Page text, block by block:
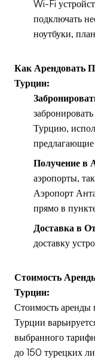
Wi-Fi
подключать
ноутбуки,
Как Арендовать
Турции:
Турцию,
предлагающие
Получение в
аэропорты,
Аэропорт
прямо в
Доставка в
доставку
Стоимость
Турции:
Стоимость аренды
Турции
выбранного
до 150 турецких